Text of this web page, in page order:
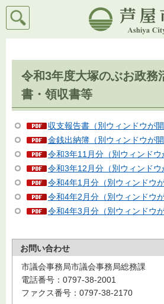
芦屋市
検索
令和3年度大塚のぶお政務
書・領収書等
収支報告書（別ウィンドウが開
金銭出納簿（別ウィンドウが開
令和3年11月分（別ウィンドウ
令和3年12月分（別ウィンドウ
令和4年1月分（別ウィンドウが
令和4年2月分（別ウィンドウが
令和4年3月分（別ウィンドウが
お問い合わせ
市議会事務局市議会事務局総務課
電話番号：0797-38-2001
ファクス番号：0797-38-2170